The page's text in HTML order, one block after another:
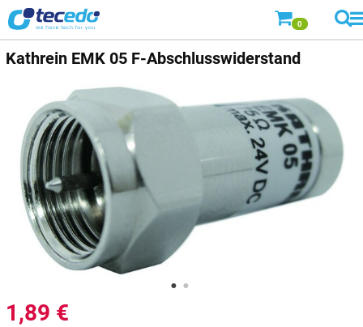
0
Kathrein EMK 05 F-Abschlusswiderstand
1,89 €